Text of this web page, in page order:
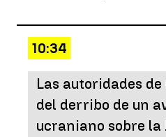
10:34
Las autoridades
del derribo de un
ucraniano sobre la